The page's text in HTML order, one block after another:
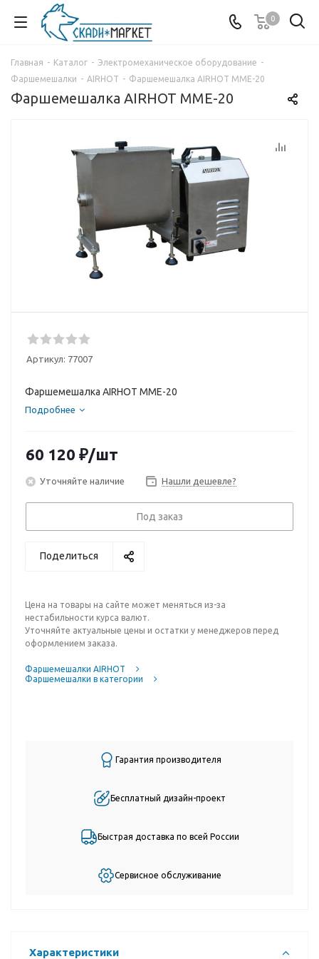
0
Главная - Каталог - Электромеханическое оборудование -
Фаршемешалки - AIRHOT - Фаршемешалка AIRHOT MME-20
Фаршемешалка AIRHOT MME-20
Артикул: 77007
Фаршемешалка AIRHOT MME-20
Подробнее
60 120 ₽/шт
Уточняйте наличие Нашли дешевле?
Под заказ
Поделиться
Цена на товары на сайте может меняться из-за
нестабильности курса валют.
Уточняйте актуальные цены и остатки у менеджеров перед
оформлением заказа.
Фаршемешалки AIRHOT
Фаршемешалки в категории
Гарантия производителя
Бесплатный дизайн-проект
Быстрая доставка по всей России
Сервисное обслуживание
Характеристики